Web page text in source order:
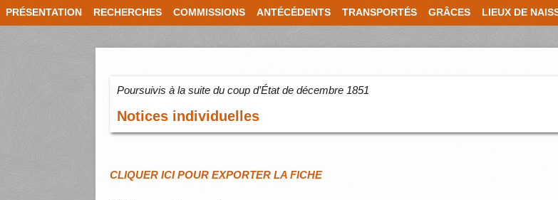
PRÉSENTATION RECHERCHES COMMISSIONS ANTÉCÉDENTS TRANSPORTÉS GRÂCES LIEUX DE
Poursuivis à la suite du coup d’État de décembre 1851
Notices individuelles
CLIQUER ICI POUR EXPORTER LA FICHE